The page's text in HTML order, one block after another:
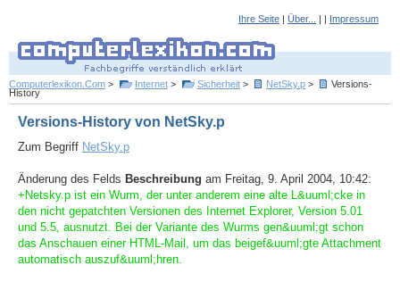
Ihre Seite | Über... | | Impressum
Computerlexikon.Com > Internet > Sicherheit > NetSky.p >
Versions-
History
Versions-History von NetSky.p
Zum Begriff NetSky.p
Änderung des Felds Beschreibung am Freitag, 9. April 2004, 10:42:
+Netsky.p ist ein Wurm, der unter anderem eine alte L&uuml;cke in
den nicht gepatchten Versionen des Internet Explorer, Version 5.01
und 5.5, ausnutzt. Bei der Variante des Wurms gen&uuml;gt schon
das Anschauen einer HTML-Mail, um das beigef&uuml;gte Attachment
automatisch auszuf&uuml;hren.